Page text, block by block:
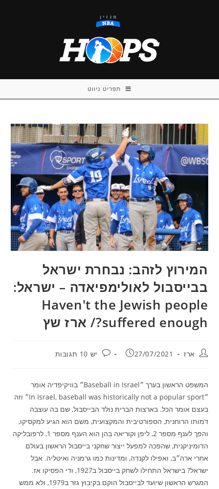
תפריט ניווט
המירוץ לזהב: נבחרת ישראל
בבייסבול לאולימפיאדה – ישראל:
Haven't the Jewish people
suffered enough?/ ארז שץ
מחבר:ארז פורסם:
27/07/2021 תגובות:
יש 10 תגובות
המשפט הראשון בערך ״Baseball in Israel״ בוויקיפדיה אומר
״In Israel, baseball was historically not a popular sport״ וזה
בעצם אומר הכל. בארצות הברית נולד הבייסבול, שם בה עוצבה
דמותו הרוחנית, הספורטיבית והמקצועית, משם הוא הגיע למקסיקו,
והפך לענף מספר 2, ליפן וקוריאה בהן הוא הענף מספר 1, לרפובליקה
הדומיניקנית, שהפכה למפעל ייצור שחקני בייסבול הראשון בעולם
אחרי ארה״ב, ואפילו לקנדה, ומדינות כמו גרמניה ואיטליה. אבל
ישראל? בישראל התחילו לשחק בייסבול ב1927, ודי הפסיקו אז.
המגרש הראשון שיועד לבייסבול הוקם בקיבוץ גזר ב1979, ולא ממש